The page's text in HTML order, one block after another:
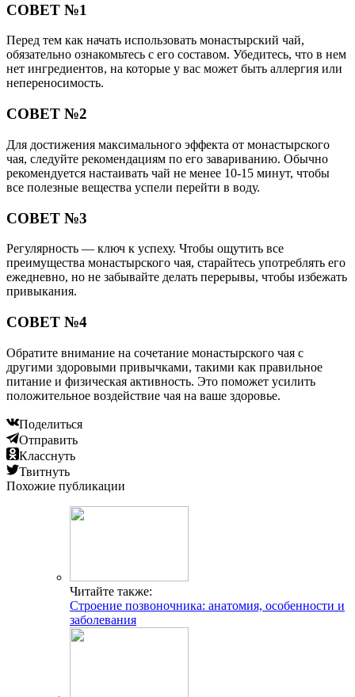
СОВЕТ №1
Перед тем как начать использовать монастырский чай,
обязательно ознакомьтесь с его составом. Убедитесь, что в нем
нет ингредиентов, на которые у вас может быть аллергия или
непереносимость.
СОВЕТ №2
Для достижения максимального эффекта от монастырского
чая, следуйте рекомендациям по его завариванию. Обычно
рекомендуется настаивать чай не менее 10-15 минут, чтобы
все полезные вещества успели перейти в воду.
СОВЕТ №3
Регулярность — ключ к успеху. Чтобы ощутить все
преимущества монастырского чая, старайтесь употреблять его
ежедневно, но не забывайте делать перерывы, чтобы избежать
привыкания.
СОВЕТ №4
Обратите внимание на сочетание монастырского чая с
другими здоровыми привычками, такими как правильное
питание и физическая активность. Это поможет усилить
положительное воздействие чая на ваше здоровье.
Поделиться
Отправить
Класснуть
Твитнуть
Похожие публикации
Читайте также:
Строение позвоночника: анатомия, особенности и
заболевания